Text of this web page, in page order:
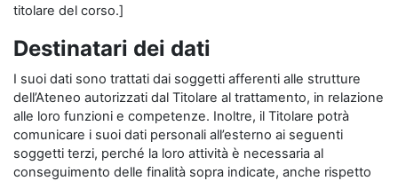
titolare del corso.]
Destinatari dei dati
I suoi dati sono trattati dai soggetti afferenti alle strutture
dell’Ateneo autorizzati dal Titolare al trattamento, in relazione
alle loro funzioni e competenze. Inoltre, il Titolare potrà
comunicare i suoi dati personali all’esterno ai seguenti
soggetti terzi, perché la loro attività è necessaria al
conseguimento delle finalità sopra indicate, anche rispetto